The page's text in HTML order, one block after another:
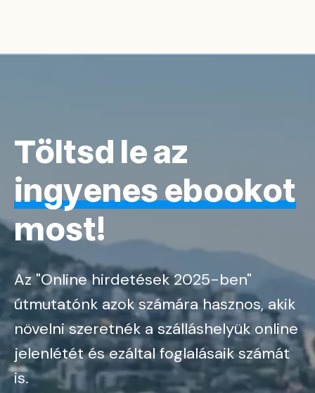
Töltsd le az
ingyenes ebookot
most!
Az "Online hirdetések 2025-ben"
útmutatónk azok számára hasznos, akik
növelni szeretnék a szálláshelyük online
jelenlétét és ezáltal foglalásaik számát
is.